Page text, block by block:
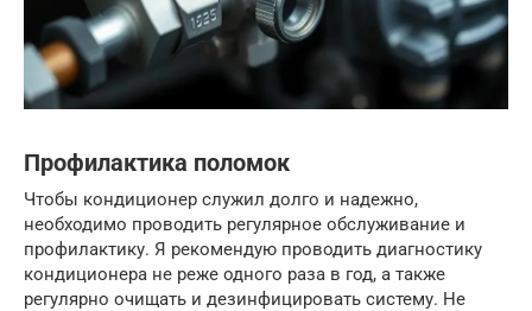
Профилактика поломок
Чтобы кондиционер служил долго и надежно,
необходимо проводить регулярное обслуживание и
профилактику. Я рекомендую проводить диагностику
кондиционера не реже одного раза в год, а также
регулярно очищать и дезинфицировать систему. Не